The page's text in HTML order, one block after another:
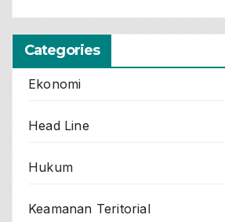
Categories
Ekonomi
Head Line
Hukum
Keamanan Teritorial